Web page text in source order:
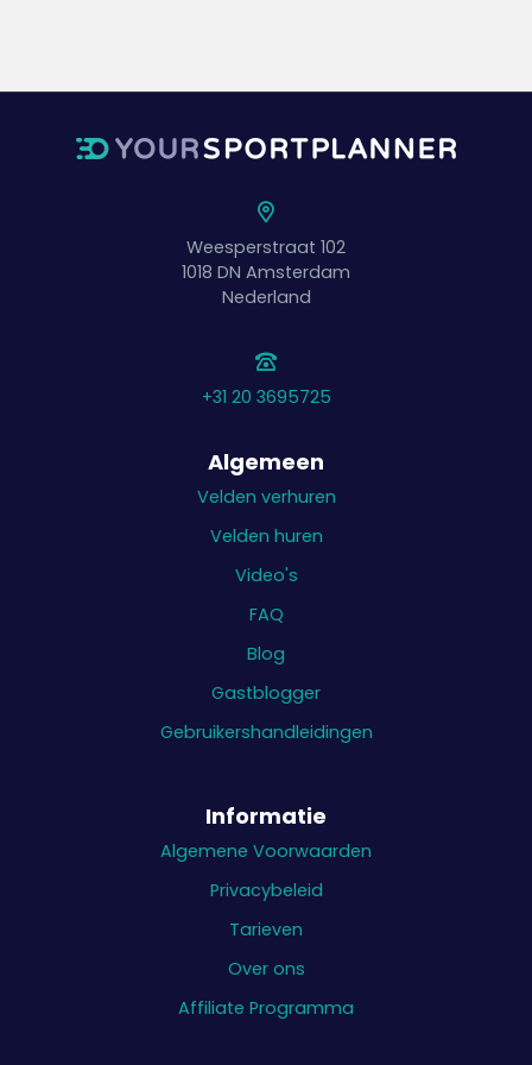
Weesperstraat 102
1018 DN Amsterdam
Nederland
+31 20 3695725
Algemeen
Velden verhuren
Velden huren
Video's
FAQ
Blog
Gastblogger
Gebruikershandleidingen
Informatie
Algemene Voorwaarden
Privacybeleid
Tarieven
Over ons
Affiliate Programma